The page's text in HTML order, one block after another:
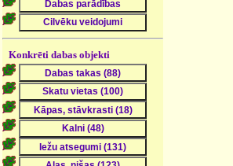
Konkrēti dabas objekti